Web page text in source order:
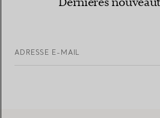
ADRESSE E-MAIL